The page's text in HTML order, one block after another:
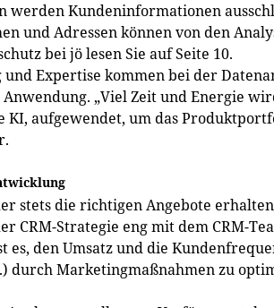
werden Kundeninformationen
und Adressen können von den
bei jö lesen Sie auf Seite 10.
Expertise kommen bei der
„Viel Zeit und Energie
KI, aufgewendet, um das
stets die richtigen Angebote
CRM-Strategie eng mit dem CRM-
es, den Umsatz und die
durch Marketingmaßnahmen zu